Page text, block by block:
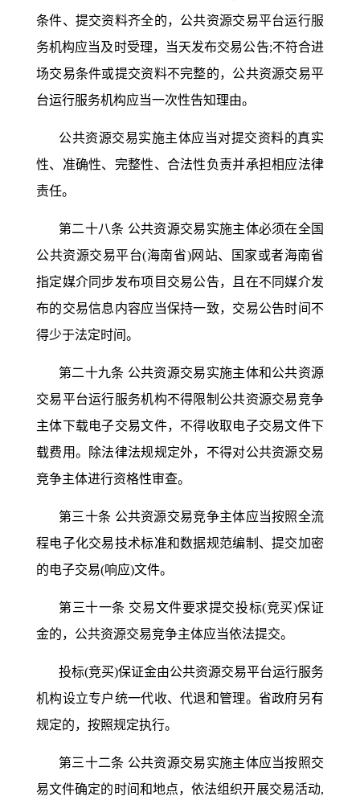
条件、提交资料齐全的，公共资源交易平台运行服
务机构应当及时受理，当天发布交易公告;不符合进
场交易条件或提交资料不完整的，公共资源交易平
台运行服务机构应当一次性告知理由。
公共资源交易实施主体应当对提交资料的真实
性、准确性、完整性、合法性负责并承担相应法律
责任。
第二十八条 公共资源交易实施主体必须在全国
公共资源交易平台(海南省)网站、国家或者海南省
指定媒介同步发布项目交易公告，且在不同媒介发
布的交易信息内容应当保持一致，交易公告时间不
得少于法定时间。
第二十九条 公共资源交易实施主体和公共资源
交易平台运行服务机构不得限制公共资源交易竞争
主体下载电子交易文件，不得收取电子交易文件下
载费用。除法律法规规定外，不得对公共资源交易
竞争主体进行资格性审查。
第三十条 公共资源交易竞争主体应当按照全流
程电子化交易技术标准和数据规范编制、提交加密
的电子交易(响应)文件。
第三十一条 交易文件要求提交投标(竞买)保证
金的，公共资源交易竞争主体应当依法提交。
投标(竞买)保证金由公共资源交易平台运行服务
机构设立专户统一代收、代退和管理。省政府另有
规定的，按照规定执行。
第三十二条 公共资源交易实施主体应当按照交
易文件确定的时间和地点，依法组织开展交易活动,